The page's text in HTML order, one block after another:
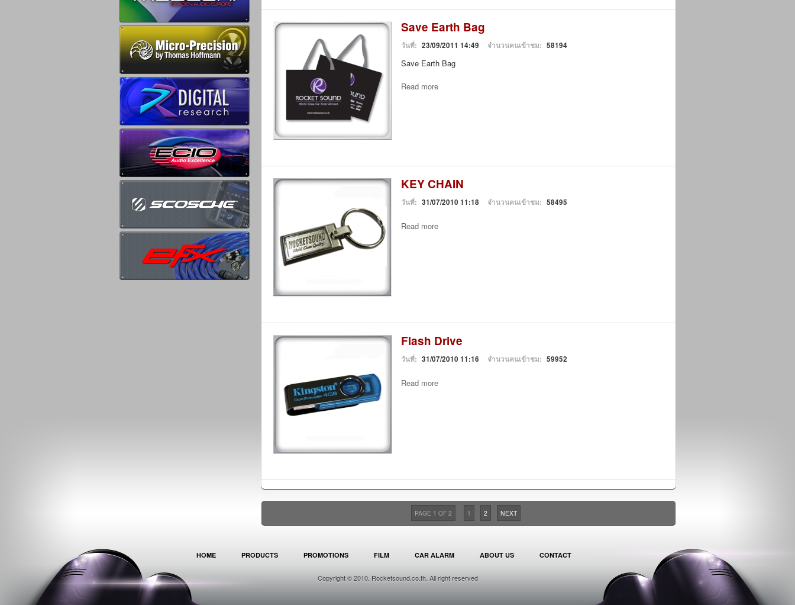
Save Earth Bag
วันที่: 23/09/2011 14:49 จำนวนคนเข้าชม: 58194
Save Earth Bag
Read more
KEY CHAIN
วันที่: 31/07/2010 11:18 จำนวนคนเข้าชม: 58495
Read more
Flash Drive
วันที่: 31/07/2010 11:16 จำนวนคนเข้าชม: 59952
Read more
PAGE 1 OF 2 1 2 NEXT
HOME PRODUCTS PROMOTIONS FILM CAR ALARM ABOUT US CONTACT
Copyright © 2010. Rocketsound.co.th. All right reserved